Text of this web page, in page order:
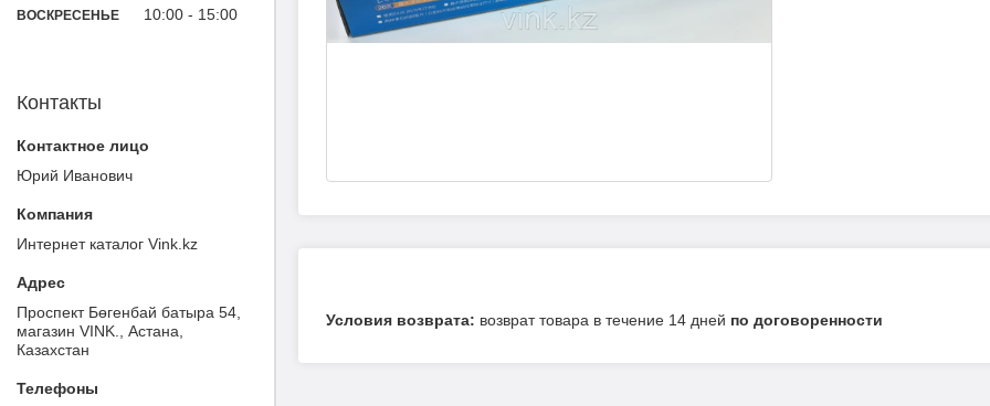
возврат товара в течение 14 дней по договоренности
ВОСКРЕСЕНЬЕ 10:00 15:00
Контакты
Юрий Иванович
Интернет каталог Vink.kz
Проспект Бөгенбай батыра 54,
магазин VINK., Астана,
Казахстан